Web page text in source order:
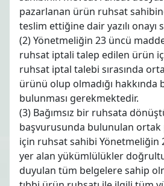
pazarlanan ürün ruhsat
teslim ettiğine dair yazılı onayı
(2) Yönetmeliğin 23 üncü
ruhsat iptali talep edilen ürün
ruhsat iptal talebi sırasında
ürünü olup olmadığı hakkında
bulunması gerekmektedir.
(3) Bağımsız bir ruhsata
başvurusunda bulunulan
için ruhsat sahibi Yönetmeliğin
yer alan yükümlülükler
duyulan tüm belgelere sahip